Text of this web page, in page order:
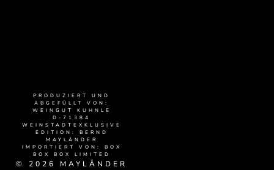
PRODUZIERT UND
ABGEFÜLLT VON:
WEINGUT KUHNLE
D-71384
WEINSTADTEXKLUSIVE
EDITION: BERND
MAYLÄNDER
IMPORTIERT VON: BOX
BOX BOX LIMITED
© 2026 MAYLÄNDER